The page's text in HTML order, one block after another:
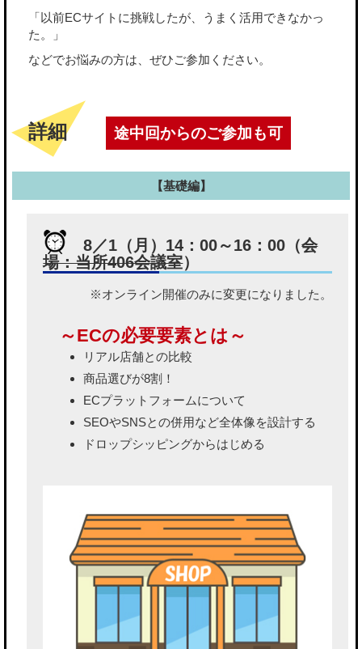
「以前ECサイトに挑戦したが、うまく活用できなかっ
た。」
などでお悩みの方は、ぜひご参加ください。
詳細 途中回からのご参加も可
【基礎編】
8／1（月）14：00～16：00（会
場：当所406会議室）
※オンライン開催のみに変更になりました。
～ECの必要要素とは～
リアル店舗との比較
商品選びが8割！
ECプラットフォームについて
SEOやSNSとの併用など全体像を設計する
ドロップシッピングからはじめる